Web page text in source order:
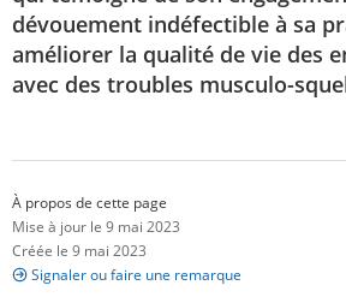
dévouement indéfectible à sa
améliorer la qualité de vie des
avec des troubles musculo-
À propos de cette page
Mise à jour le 9 mai 2023
Créée le 9 mai 2023
Signaler ou faire une remarque